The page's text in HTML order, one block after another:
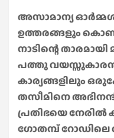
അസാമാന്യ
ഉത്തരങ്ങളും
നാടിന്റെ
പത്തു
കാര്യങ്ങളിലും
തസീമിനെ
പ്രതിഭയെ
ഗോതമ്പ് റോഡിലെ